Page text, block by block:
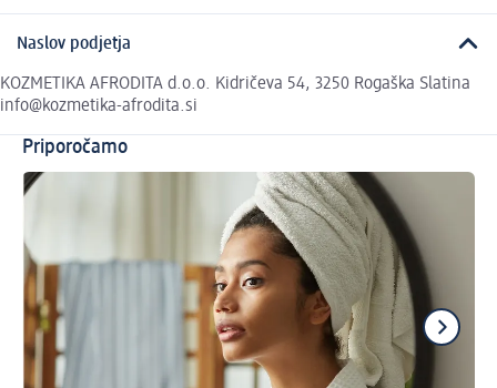
Naslov podjetja
KOZMETIKA AFRODITA d.o.o. Kidričeva 54, 3250 Rogaška Slatina
info@kozmetika-afrodita.si
Priporočamo